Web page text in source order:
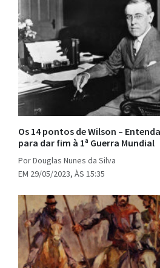
Os 14 pontos de Wilson –
para dar fim à 1ª Guerra Mundial
Por Douglas Nunes da Silva
EM 29/05/2023, ÀS 15:35